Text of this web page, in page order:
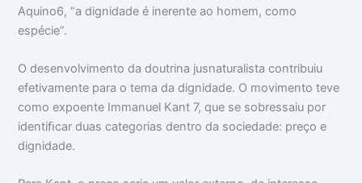
Aquino6, “a dignidade é inerente ao homem, como
espécie”.
O desenvolvimento da doutrina jusnaturalista contribuiu
efetivamente para o tema da dignidade. O movimento teve
como expoente Immanuel Kant 7, que se sobressaiu por
identiﬁcar duas categorias dentro da sociedade: preço e
dignidade.